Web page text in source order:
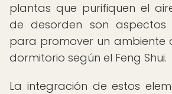
plantas que purifiquen el
de desorden son aspectos
para promover un ambiente
dormitorio según el Feng Shui.
La integración de estos